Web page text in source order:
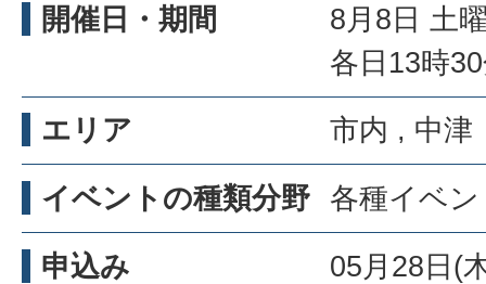
開催日・期間
8月8日 土
各日13時
エリア 市内 , 中津
イベントの種類分野 各種イベ
申込み
05月28日(